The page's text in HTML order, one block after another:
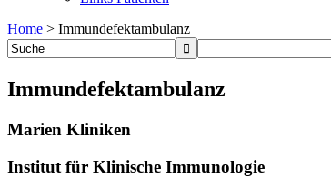
Home > Immundefektambulanz
Immundefektambulanz
Marien Kliniken
Institut für Klinische Immunologie